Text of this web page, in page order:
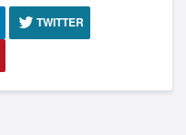
TWITTER